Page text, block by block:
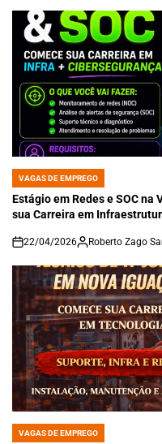
POSTED
IN
VAGAS DE EMPREGO
Estágio em Redes e SOC na
sua Carreira em
on
22/04/2026 Roberto Zago
POSTED
VAGAS DE EMPREGO